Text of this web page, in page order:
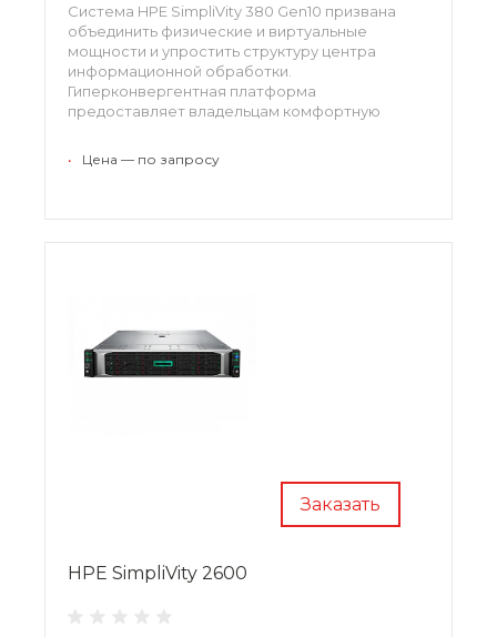
Система HPE SimpliVity 380 Gen10 призвана
объединить физические и виртуальные
мощности и упростить структуру центра
информационной обработки.
Гиперконвергентная платформа
предоставляет владельцам комфортную
легко масштабируется, компания получает
• Цена — по запросу
Заказать
HPE SimpliVity 2600